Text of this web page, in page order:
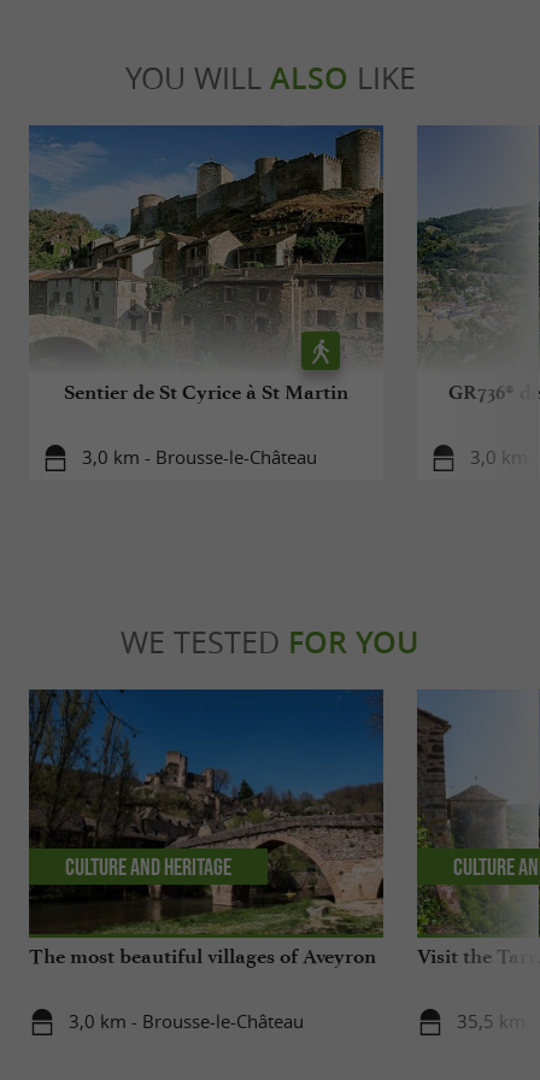
YOU WILL ALSO LIKE
Sentier de St Cyrice à St Martin
3,0 km - Brousse-le-Château
GR736®
3,0 km
WE TESTED FOR YOU
The most beautiful villages of Aveyron
3,0 km - Brousse-le-Château
Culture and Heritage
Visit the
35,5 km
Culture